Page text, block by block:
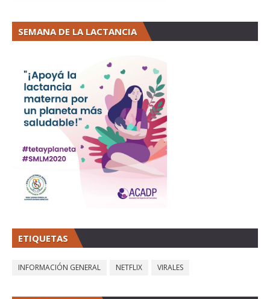
SEMANA DE LA LACTANCIA
ETIQUETAS
INFORMACIÓN GENERAL NETFLIX VIRALES